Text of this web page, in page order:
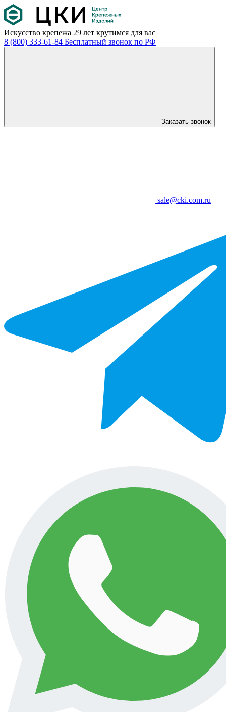
Искусство крепежа 29 лет крутимся для вас
8 (800) 333-61-84 Бесплатный звонок по РФ
Заказать звонок
sale@cki.com.ru